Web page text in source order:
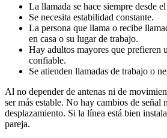
La llamada se hace siempre desde
Se necesita estabilidad constante.
La persona que llama o recibe
en casa o su lugar de trabajo.
Hay adultos mayores que prefieren
confiable.
Se atienden llamadas de trabajo o
Al no depender de antenas ni de
ser más estable. No hay cambios de señal
desplazamiento. Si la línea está bien
pareja.